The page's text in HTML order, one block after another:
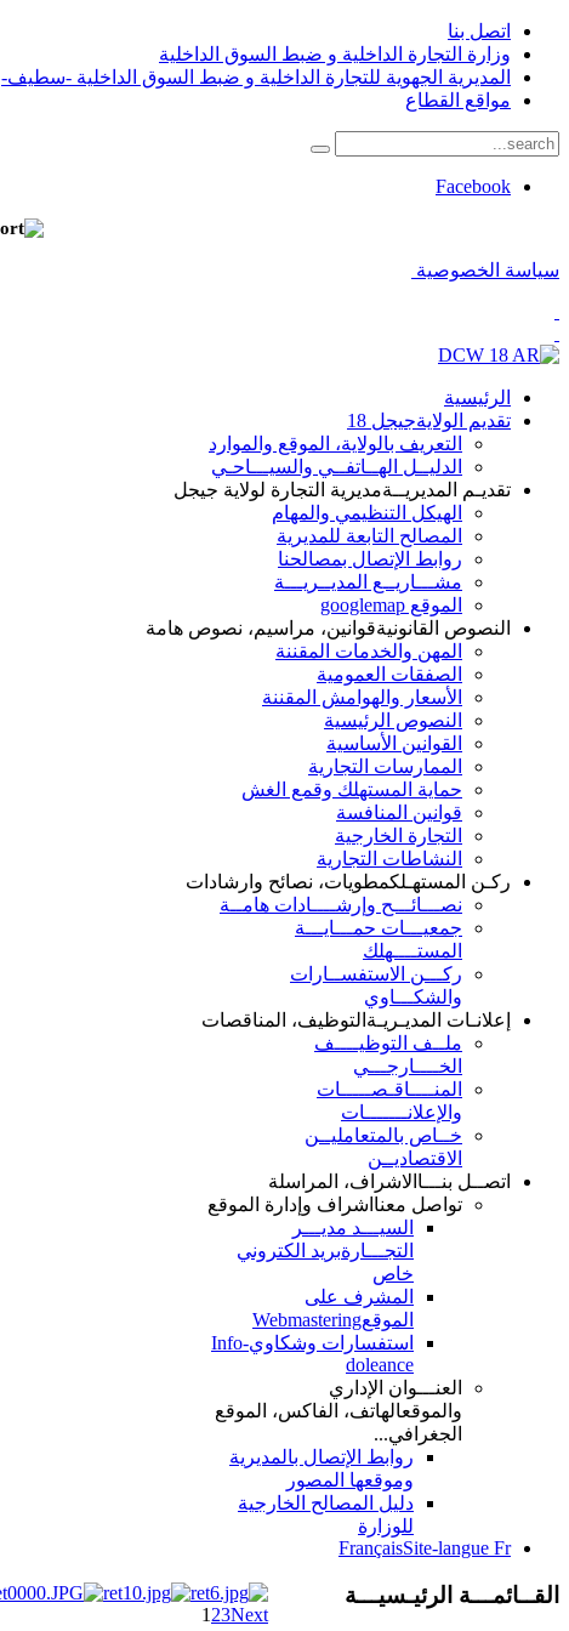
اتصل بنا
وزارة التجارة الداخلية و ضبط السوق الداخلية
المديرية الجهوية للتجارة الداخلية و ضبط السوق الداخلية -سطيف-
مواقع القطاع
Facebook
سياسة الخصوصية
الرئيسية
تقديم الولايةجيجل 18
التعريف بالولاية، الموقع والموارد
الدليــل الهــاتفــي والسيـــاحـي
تقديـم المديريــةمديرية التجارة لولاية جيجل
الهيكل التنظيمي والمهام
المصالح التابعة للمديرية
روابط الإتصال بمصالحنا
مشـــاريــع المديــريـــة
الموقع googlemap
النصوص القانونيةقوانين، مراسيم، نصوص هامة
المهن والخدمات المقننة
الصفقات العمومية
الأسعار والهوامش المقننة
النصوص الرئيسية
القوانين الأساسية
الممارسات التجارية
حماية المستهلك وقمع الغش
قوانين المنافسة
التجارة الخارجية
النشاطات التجارية
ركـن المستهـلكمطويات، نصائح وارشادات
نصـــائـــح وإرشــــادات هامــة
جمعيـــات حمـــايـــة
المستــــهلك
ركـــن الاستفســارات
والشكـــاوي
إعلانـات المديـريـة التوظيف، المناقصات
ملــف التوظيــــف
الخــــارجـــي
المنــــاقـصـــــات
والإعلانـــــــات
خــاص بالمتعامليــن
الاقتصاديــن
اتصــل بنـــا الاشراف، المراسلة
تواصل معنا اشراف وإدارة الموقع
السيـــد مديـــر
التجـــارةبريد الكتروني
خاص
المشرف على
الموقعWebmastering
استفسارات وشكاويInfo-
doleance
العنـــوان الإداري
والموقعالهاتف، الفاكس، الموقع
الجغرافي...
روابط الإتصال بالمديرية
وموقعها المصور
دليل المصالح الخارجية
للوزارة
FrançaisSite-langue Fr
1 23Next
القــائمـــة الرئيـسيـــة